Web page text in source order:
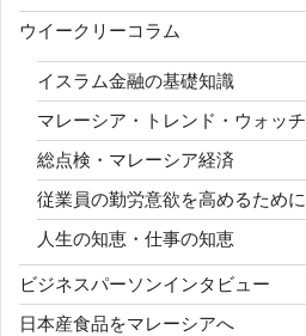
ウイークリーコラム
イスラム金融の基礎知識
マレーシア・トレンド・ウォッチ
総点検・マレーシア経済
従業員の勤労意欲を高めるために
人生の知恵・仕事の知恵
ビジネスパーソンインタビュー
日本産食品をマレーシアへ